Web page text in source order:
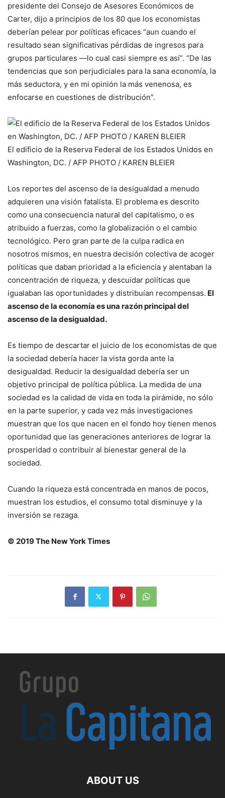
presidente del Consejo de Asesores Económicos de
Carter, dijo a principios de los 80 que los economistas
deberían pelear por políticas eficaces “aun cuando el
resultado sean significativas pérdidas de ingresos para
grupos particulares —lo cual casi siempre es así”. “De las
tendencias que son perjudiciales para la sana economía, la
más seductora, y en mi opinión la más venenosa, es
enfocarse en cuestiones de distribución”.
El edificio de la Reserva Federal de los Estados Unidos en
Washington, DC. / AFP PHOTO / KAREN BLEIER
Los reportes del ascenso de la desigualdad a menudo
adquieren una visión fatalista. El problema es descrito
como una consecuencia natural del capitalismo, o es
atribuido a fuerzas, como la globalización o el cambio
tecnológico. Pero gran parte de la culpa radica en
nosotros mismos, en nuestra decisión colectiva de acoger
políticas que daban prioridad a la eficiencia y alentaban la
concentración de riqueza, y descuidar políticas que
igualaban las oportunidades y distribuían recompensas. El
ascenso de la economía es una razón principal del
ascenso de la desigualdad.
Es tiempo de descartar el juicio de los economistas de que
la sociedad debería hacer la vista gorda ante la
desigualdad. Reducir la desigualdad debería ser un
objetivo principal de política pública. La medida de una
sociedad es la calidad de vida en toda la pirámide, no sólo
en la parte superior, y cada vez más investigaciones
muestran que los que nacen en el fondo hoy tienen menos
oportunidad que las generaciones anteriores de lograr la
prosperidad o contribuir al bienestar general de la
sociedad.
Cuando la riqueza está concentrada en manos de pocos,
muestran los estudios, el consumo total disminuye y la
inversión se rezaga.
© 2019 The New York Times
ABOUT US